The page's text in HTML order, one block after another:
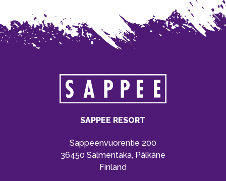
SAPPEE RESORT
Sappeenvuorentie 200
36450 Salmentaka, Pälkäne
Finland